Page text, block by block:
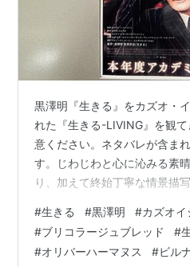
黒澤明『生きる』をカズオ・
れた『生きる-LIVING』を観
意ください。ネタバレが含ま
す。じわじわと心に沁みる素
り、加えて終始丁寧な情景描
ように、一場面が精密に描か
見事に描かれたシーンが心に
たら必ず寄りたい、けやき坂
#生きる #黒澤明 #カズオイ
#ブリコラージュブレッド #
#オリバーハーマヌス #ビル